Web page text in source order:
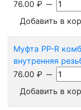
76.00 ₽
Добавить в
Муфта PP-R
внутренняя
76.00 ₽
Добавить в